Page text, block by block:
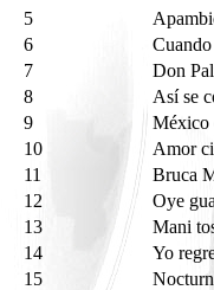
5
6
7
Don
8
Así se
9
México
10
Amor
11
Bruca
12
Oye
13
Mani
14
Yo
15